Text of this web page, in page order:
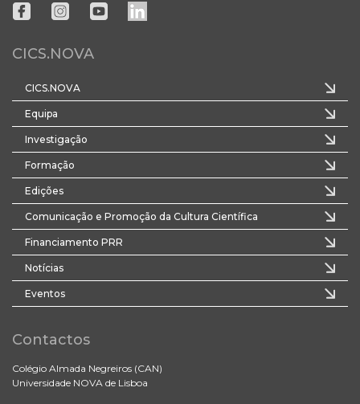
CICS.NOVA
CICS.NOVA
Equipa
Investigação
Formação
Edições
Comunicação e Promoção da Cultura Científica
Financiamento PRR
Notícias
Eventos
Contactos
Colégio Almada Negreiros (CAN)
Universidade NOVA de Lisboa